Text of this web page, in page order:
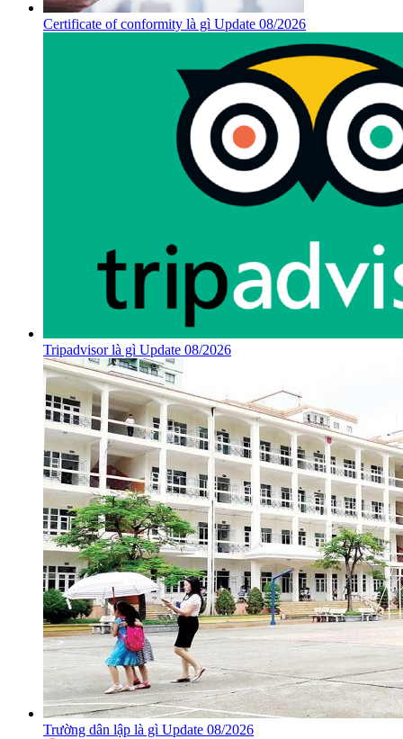
Certificate of conformity là gì Update 08/2026
Tripadvisor là gì Update 08/2026
Trường dân lập là gì Update 08/2026